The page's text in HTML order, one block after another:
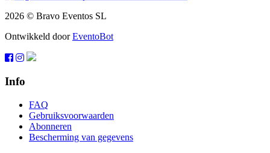
2026 © Bravo Eventos SL
Ontwikkeld doorEventoBot
Info
FAQ
Gebruiksvoorwaarden
Abonneren
Bescherming van gegevens